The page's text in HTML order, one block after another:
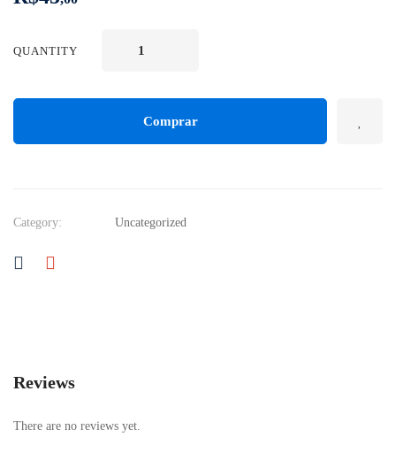
QUANTITY
Comprar
Category: Uncategorized
Reviews
There are no reviews yet.